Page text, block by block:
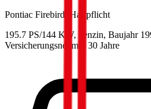
Pontiac Firebird, Haftpflicht
195.7 PS/144 KW, benzin, Baujahr
Versicherungsnehmer 30 Jahre